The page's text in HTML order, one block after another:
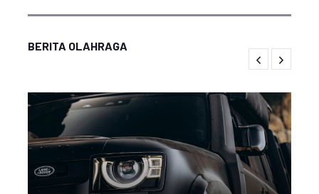
BERITA OLAHRAGA